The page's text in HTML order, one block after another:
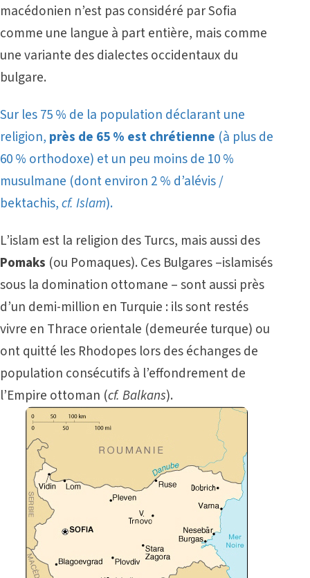
macédonien n’est pas considéré par Sofia
comme une langue à part entière, mais comme
une variante des dialectes occidentaux du
bulgare.
Sur les 75 % de la population déclarant une
religion, près de 65 % est chrétienne (à plus de
60 % orthodoxe) et un peu moins de 10 %
musulmane (dont environ 2 % d’alévis /
bektachis,cf.Islam).
L’islam est la religion des Turcs, mais aussi des
Pomaks (ou Pomaques). Ces Bulgares –islamisés
sous la domination ottomane –sont aussi près
d’un demi-million en Turquie : ils sont restés
vivre en Thrace orientale (demeurée turque) ou
ont quitté les Rhodopes lors des échanges de
population consécutifs à l’effondrement de
l’Empire ottoman (cf.Balkans).